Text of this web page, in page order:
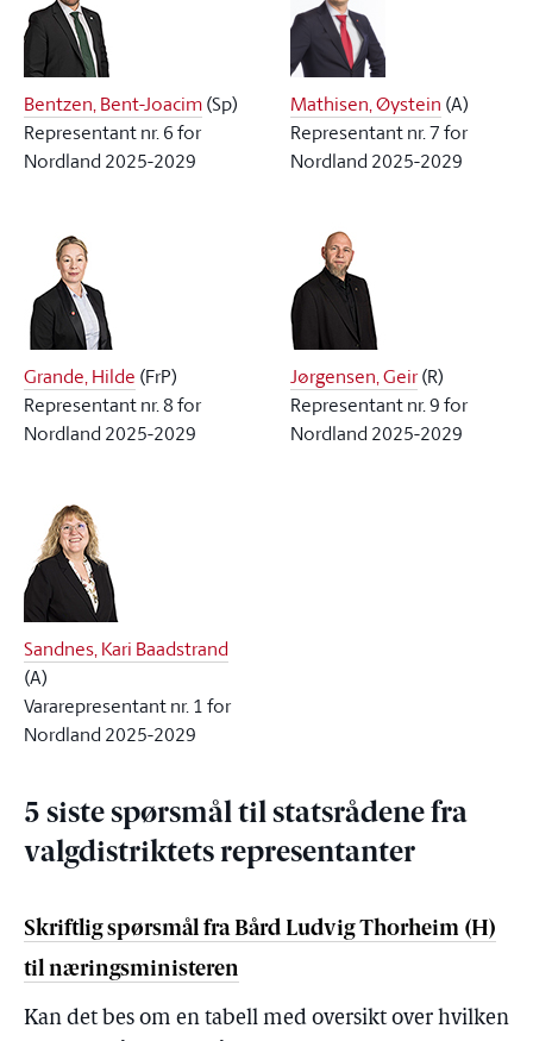
Bentzen, Bent-Joacim(Sp)
Representant nr. 6 for
Nordland 2025-2029
Mathisen, Øystein (A)
Representant nr. 7 for
Nordland 2025-2029
Grande, Hilde (FrP)
Representant nr. 8 for
Nordland 2025-2029
Jørgensen, Geir(R)
Representant nr. 9 for
Nordland 2025-2029
Sandnes, Kari Baadstrand
(A)
Vararepresentant nr. 1 for
Nordland 2025-2029
5 siste spørsmål til statsrådene fra
valgdistriktets representanter
Skriftlig spørsmål fra Bård Ludvig Thorheim (H)
til næringsministeren
Kan det bes om en tabell med oversikt over hvilken